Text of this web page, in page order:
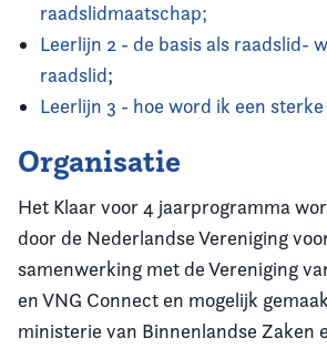
raadslidmaatschap;
Leerlijn 2 - de basis als raadslid-
raadslid;
Leerlijn 3 - hoe word ik een
Organisatie
Het Klaar voor 4 jaarprogramma
door de Nederlandse Vereniging
samenwerking met de Vereniging
en VNG Connect en mogelijk
ministerie van Binnenlandse Zaken